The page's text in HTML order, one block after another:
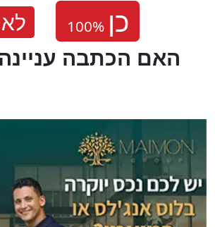
לא
?האם הכתבה